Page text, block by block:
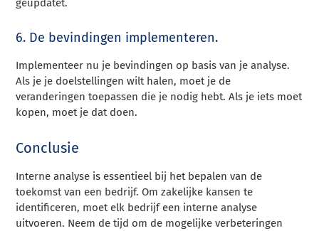
geüpdatet.
6. De bevindingen implementeren.
Implementeer nu je bevindingen op basis van je analyse.
Als je je doelstellingen wilt halen, moet je de
veranderingen toepassen die je nodig hebt. Als je iets moet
kopen, moet je dat doen.
Conclusie
Interne analyse is essentieel bij het bepalen van de
toekomst van een bedrijf. Om zakelijke kansen te
identificeren, moet elk bedrijf een interne analyse
uitvoeren. Neem de tijd om de mogelijke verbeteringen